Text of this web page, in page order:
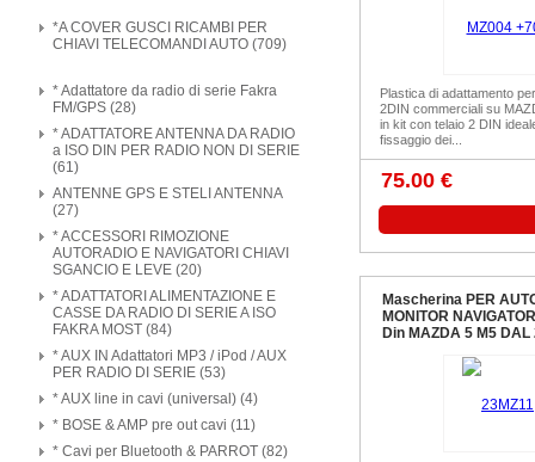
*A COVER GUSCI RICAMBI PER
CHIAVI TELECOMANDI AUTO (709)
* Adattatore da radio di serie Fakra
FM/GPS (28)
* ADATTATORE ANTENNA DA RADIO
a ISO DIN PER RADIO NON DI SERIE
(61)
ANTENNE GPS E STELI ANTENNA
(27)
* ACCESSORI RIMOZIONE
AUTORADIO E NAVIGATORI CHIAVI
SGANCIO E LEVE (20)
* ADATTATORI ALIMENTAZIONE E
CASSE DA RADIO DI SERIE A ISO
FAKRA MOST (84)
* AUX IN Adattatori MP3 / iPod / AUX
PER RADIO DI SERIE (53)
* AUX line in cavi (universal) (4)
* BOSE & AMP pre out cavi (11)
* Cavi per Bluetooth & PARROT (82)
Plastica di adattamento
2DIN commerciali su
in kit con telaio 2 DIN
fissaggio dei...
75.00 €
Mascherina PER
MONITOR
Din MAZDA 5 M5 DAL